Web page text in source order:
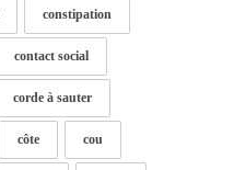
constipation
contact social
corde à sauter
côte cou